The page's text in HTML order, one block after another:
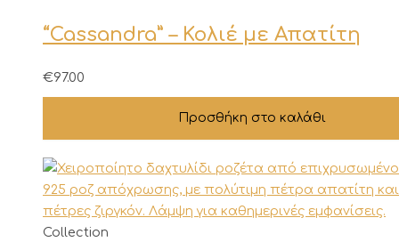
“Cassandra” – Κολιέ με Απατίτη
€97.00
Προσθήκη στο καλάθι
Collection
Αυτό